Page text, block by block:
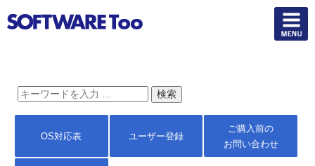
OS対応表 ユーザー登録
ご購入前の
お問い合わせ